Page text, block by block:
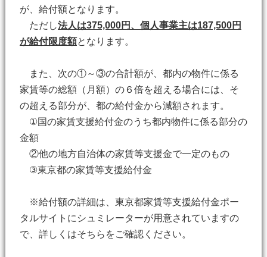
が、給付額となります。
ただし法人は375,000円、個人事業主は187,500円
が給付限度額となります。
また、次の①～③の合計額が、都内の物件に係る
家賃等の総額（月額）の６倍を超える場合には、そ
の超える部分が、都の給付金から減額されます。
①国の家賃支援給付金のうち都内物件に係る部分の
金額
②他の地方自治体の家賃等支援金で一定のもの
③東京都の家賃等支援給付金
※給付額の詳細は、東京都家賃等支援給付金ポー
タルサイトにシュミレーターが用意されていますの
で、詳しくはそちらをご確認ください。